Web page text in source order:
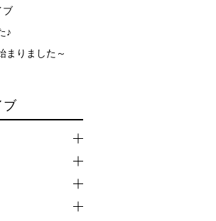
ブ
♪
まりました～
ブ
生する可能性があります。さらに、
生する場合があります。またホエー
者及び船長に対して損害賠償を請求